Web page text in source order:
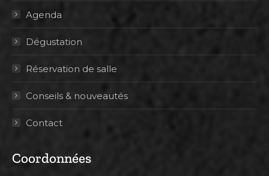
Agenda
Dégustation
Réservation de salle
Conseils & nouveautés
Contact
Coordonnées